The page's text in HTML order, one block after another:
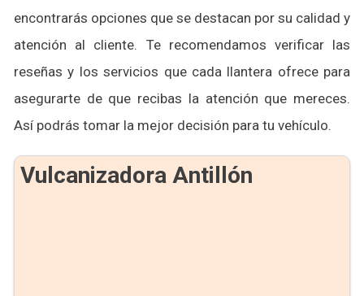
encontrarás opciones que se destacan por su calidad y
atención al cliente. Te recomendamos verificar las
reseñas y los servicios que cada llantera ofrece para
asegurarte de que recibas la atención que mereces.
Así podrás tomar la mejor decisión para tu vehículo.
Vulcanizadora Antillón